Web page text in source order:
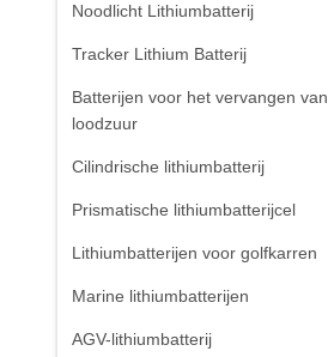
Noodlicht Lithiumbatterij
Tracker Lithium Batterij
Batterijen voor het vervangen van
loodzuur
Cilindrische lithiumbatterij
Prismatische lithiumbatterijcel
Lithiumbatterijen voor golfkarren
Marine lithiumbatterijen
AGV-lithiumbatterij